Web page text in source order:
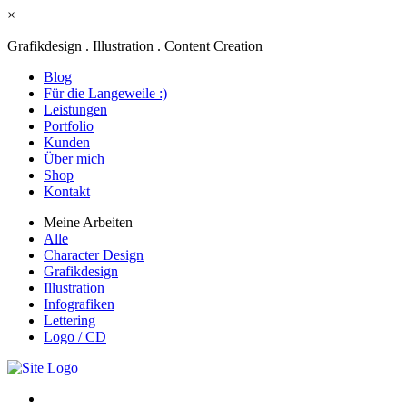
×
Grafikdesign . Illustration . Content Creation
Blog
Für die Langeweile :)
Leistungen
Portfolio
Kunden
Über mich
Shop
Kontakt
Meine Arbeiten
Alle
Character Design
Grafikdesign
Illustration
Infografiken
Lettering
Logo / CD